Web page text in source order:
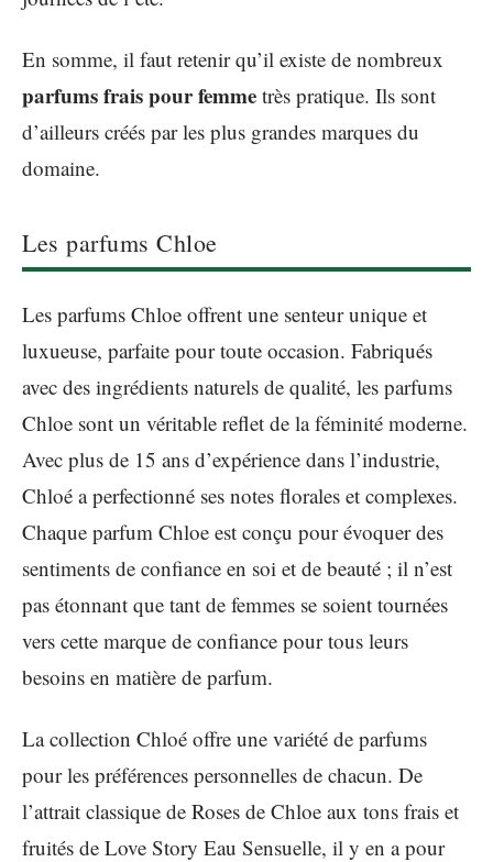
En somme, il faut retenir qu’il existe de nombreux
parfums frais pour femme très pratique. Ils sont
d’ailleurs créés par les plus grandes marques du
domaine.
Les parfums Chloe
Les parfums Chloe offrent une senteur unique et
luxueuse, parfaite pour toute occasion. Fabriqués
avec des ingrédients naturels de qualité, les parfums
Chloe sont un véritable reflet de la féminité moderne.
Avec plus de 15 ans d’expérience dans l’industrie,
Chloé a perfectionné ses notes florales et complexes.
Chaque parfum Chloe est conçu pour évoquer des
sentiments de confiance en soi et de beauté ; il n’est
pas étonnant que tant de femmes se soient tournées
vers cette marque de confiance pour tous leurs
besoins en matière de parfum.
La collection Chloé offre une variété de parfums
pour les préférences personnelles de chacun. De
l’attrait classique de Roses de Chloe aux tons frais et
fruités de Love Story Eau Sensuelle, il y en a pour